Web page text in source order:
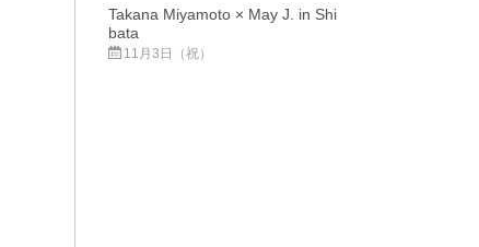
Takana Miyamoto × May J. in Shi
bata
11月3日（祝）